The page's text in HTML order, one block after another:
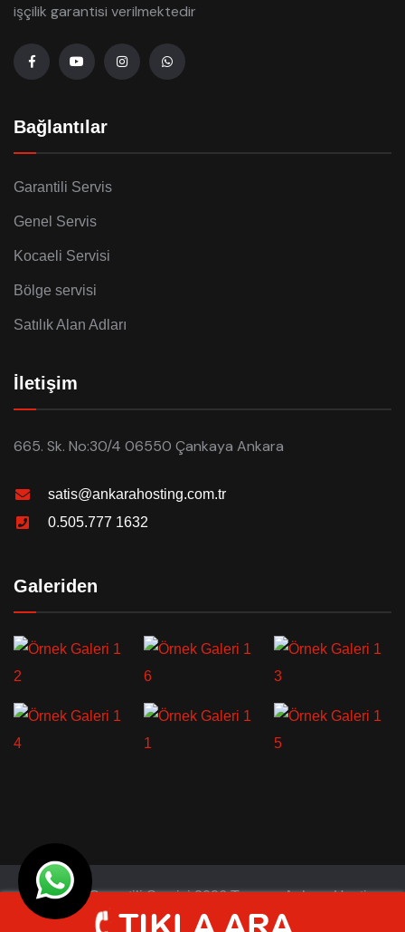
işçilik garantisi verilmektedir
Bağlantılar
Garantili Servis
Genel Servis
Kocaeli Servisi
Bölge servisi
Satılık Alan Adları
İletişim
665. Sk. No:30/4 06550 Çankaya Ankara
satis@ankarahosting.com.tr
0.505.777 1632
Galeriden
© Türkiye Garantili Servisi 2026 TasarımAnkara Hosting